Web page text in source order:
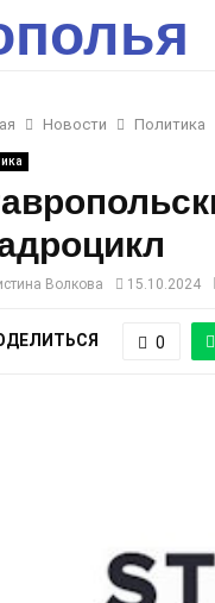
Новости Политика
Волкова 15.10.2024
0